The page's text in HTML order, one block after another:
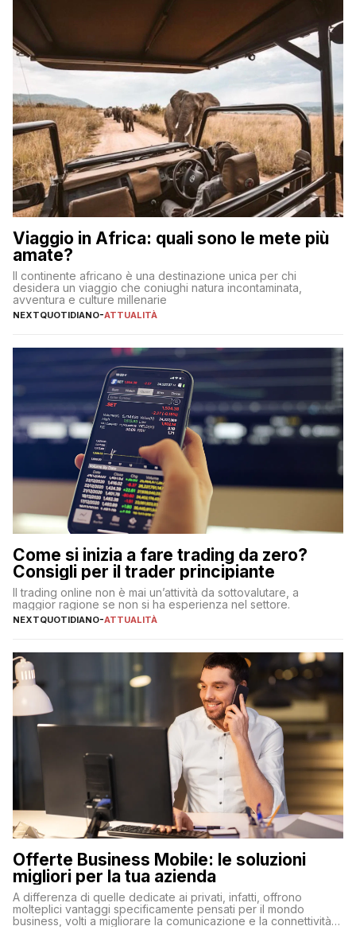
Viaggio in Africa: quali sono le mete più
amate?
Il continente africano è una destinazione unica per chi
desidera un viaggio che coniughi natura incontaminata,
avventura e culture millenarie
NEXTQUOTIDIANO-ATTUALITÀ
Come si inizia a fare trading da zero?
Consigli per il trader principiante
Il trading online non è mai un’attività da sottovalutare, a
maggior ragione se non si ha esperienza nel settore.
NEXTQUOTIDIANO-ATTUALITÀ
Offerte Business Mobile: le soluzioni
migliori per la tua azienda
A differenza di quelle dedicate ai privati, infatti, offrono
molteplici vantaggi specificamente pensati per il mondo
business, volti a migliorare la comunicazione e la connettività